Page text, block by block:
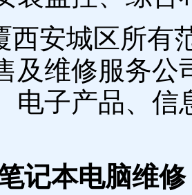
西安城区所有
及维修服务公
电子产品、信
记本电脑维修